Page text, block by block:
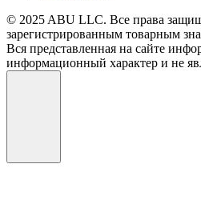
© 2025 ABU LLC. Все права
зарегистрированным товарным
Вся представленная на сайте
информационный характер и не